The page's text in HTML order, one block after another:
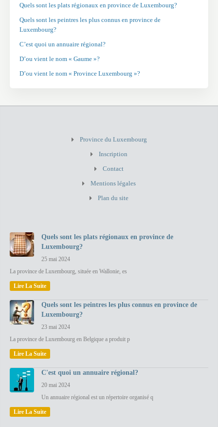
Quels sont les plats régionaux en province de Luxembourg?
Quels sont les peintres les plus connus en province de
Luxembourg?
C’est quoi un annuaire régional?
D’ou vient le nom « Gaume »?
D’ou vient le nom « Province Luxembourg »?
Province du Luxembourg
Inscription
Contact
Mentions légales
Plan du site
Quels sont les plats régionaux en province de
Luxembourg?
25 mai 2024
La province de Luxembourg, située en Wallonie, es
Lire La Suite
Quels sont les peintres les plus connus en province de
Luxembourg?
23 mai 2024
La province de Luxembourg en Belgique a produit p
Lire La Suite
C'est quoi un annuaire régional?
20 mai 2024
Un annuaire régional est un répertoire organisé q
Lire La Suite